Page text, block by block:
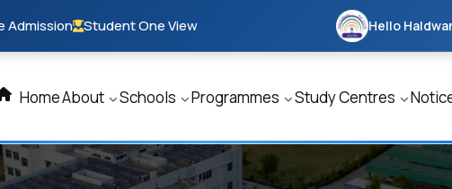
Admission Student One View Hello
HomeAbout Schools Programmes Study Centres